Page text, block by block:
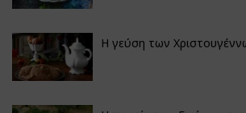
Η γεύση των